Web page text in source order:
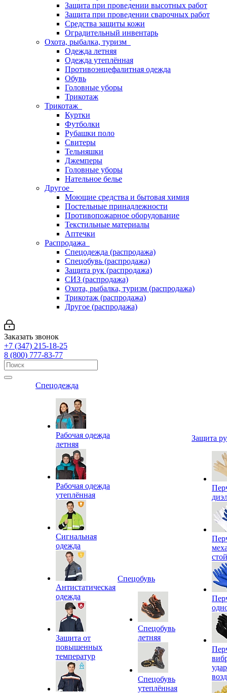
Защита при проведении высотных работ
Защита при проведении сварочных работ
Средства защиты кожи
Оградительный инвентарь
Охота, рыбалка, туризм
Одежда летняя
Одежда утеплённая
Противоэнцефалитная одежда
Обувь
Головные уборы
Трикотаж
Трикотаж
Куртки
Футболки
Рубашки поло
Свитеры
Тельняшки
Джемперы
Головные уборы
Нательное белье
Другое
Моющие средства и бытовая химия
Постельные принадлежности
Противопожарное оборудование
Текстильные материалы
Аптечки
Распродажа
Спецодежда (распродажа)
Спецобувь (распродажа)
Защита рук (распродажа)
СИЗ (распродажа)
Охота, рыбалка, туризм (распродажа)
Трикотаж (распродажа)
Другое (распродажа)
Заказать звонок
+7 (347) 215-18-25
8 (800) 777-83-77
Спецодежда
Рабочая одежда
летняя
Рабочая одежда
утеплённая
Сигнальная
одежда
Антистатическая
одежда
Защита от
повышенных
температур
Спецобувь
Спецобувь
летняя
Спецобувь
утеплённая
Защита